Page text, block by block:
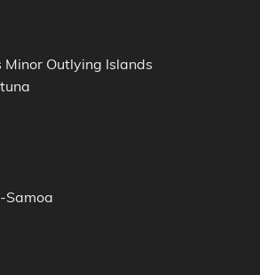
Outlying Islands
Samoa